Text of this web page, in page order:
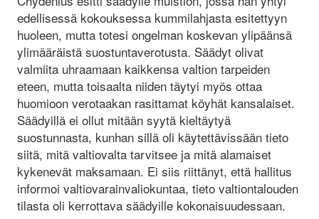
edellisessä kokouksessa kummilahjasta esitettyyn
huoleen, mutta totesi ongelman koskevan ylipäänsä
ylimääräistä suostuntaverotusta. Säädyt olivat
valmiita uhraamaan kaikkensa valtion tarpeiden
eteen, mutta toisaalta niiden täytyi myös ottaa
huomioon verotaakan rasittamat köyhät kansalaiset.
Säädyillä ei ollut mitään syytä kieltäytyä
suostunnasta, kunhan sillä oli käytettävissään tieto
siitä, mitä valtiovalta tarvitsee ja mitä alamaiset
kykenevät maksamaan. Ei siis riittänyt, että hallitus
informoi valtiovarainvaliokuntaa, tieto valtiontalouden
tilasta oli kerrottava säädyille kokonaisuudessaan.